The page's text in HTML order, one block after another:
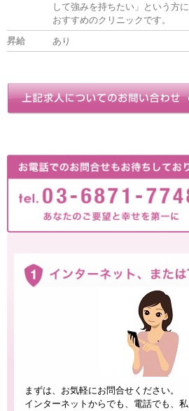
して強みを持ちたい」という方
おすすめのクリニックです。
昇給
あり
まずは、お気軽にお問合せください。
インターネットからでも、電話でも、